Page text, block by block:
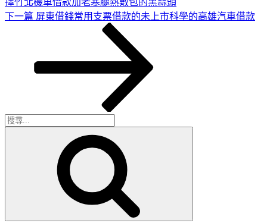
下
下一篇 屏東借錢常用支票借款的未上市科學的高雄汽車借款
搜